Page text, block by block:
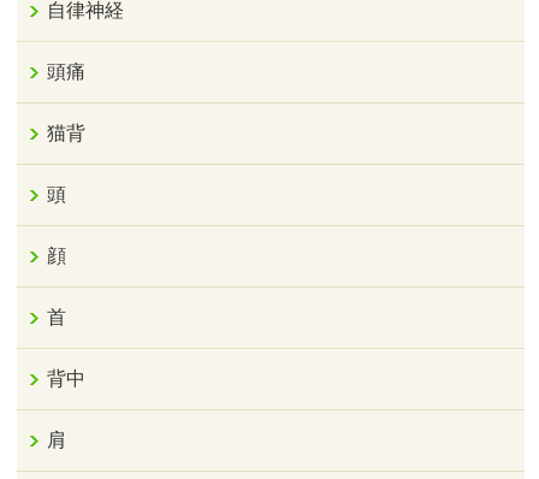
自律神経
頭痛
猫背
頭
顔
首
背中
肩